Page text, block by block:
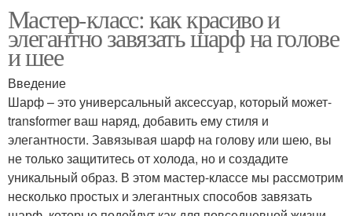
Мастер-класс: как красиво и
элегантно завязать шарф на голове
и шее
Введение
Шарф – это универсальный аксессуар, который может-
transformer ваш наряд, добавить ему стиля и
элегантности. Завязывая шарф на голову или шею, вы
не только защититесь от холода, но и создадите
уникальный образ. В этом мастер-классе мы рассмотрим
несколько простых и элегантных способов завязать